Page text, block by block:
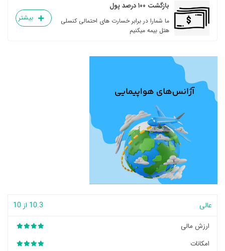
بازگشت ۱۰۰ درصد پول
ما شمارا در برابر خسارت های احتمالی کنسلی
هتل بیمه میکنیم
بیشتر
عالی 10.3 از 10
ارزش مالی
امکانات